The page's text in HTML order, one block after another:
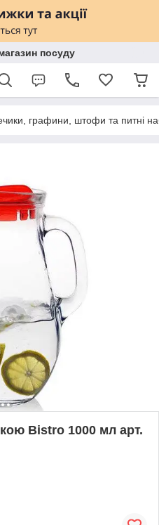
посуду
графини, штофи та питні
Bistro 1000 мл арт.